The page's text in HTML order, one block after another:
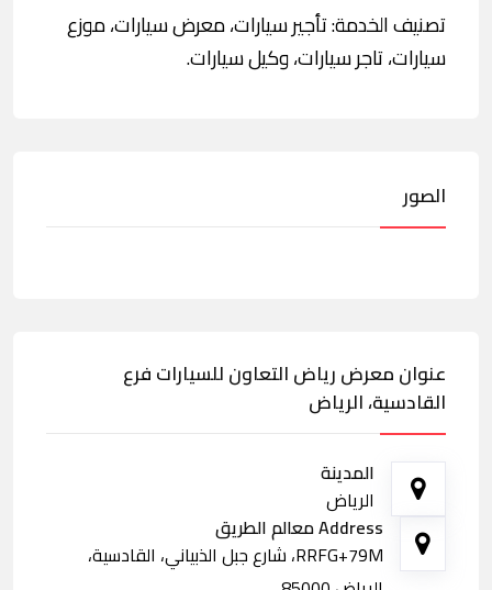
تصنيف الخدمة: تأجير سيارات، معرض سيارات، موزع
سيارات، تاجر سيارات، وكيل سيارات.
الصور
عنوان معرض رياض التعاون للسيارات فرع
القادسية، الرياض
المدينة
الرياض
Address معالم الطريق
RRFG+79M، شارع جبل الذبياني، القادسية،